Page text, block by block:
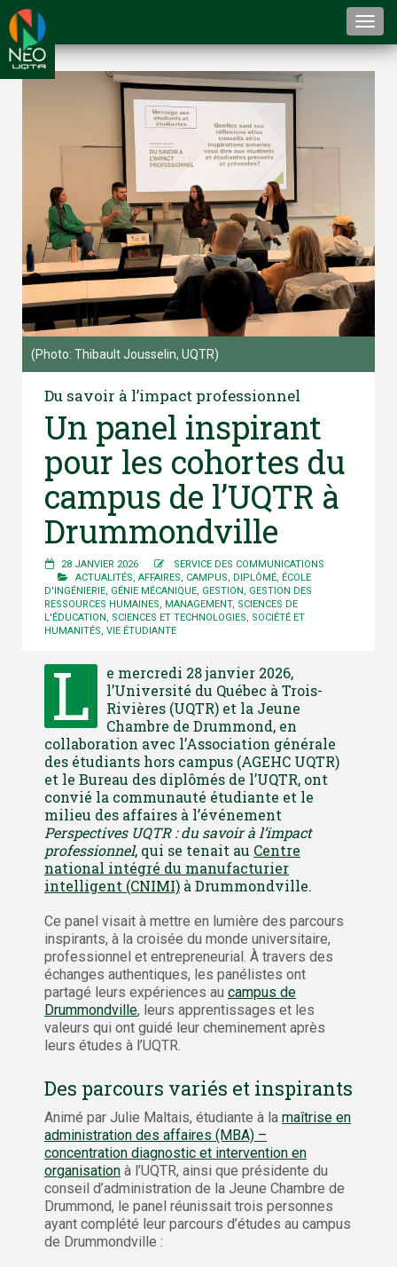
(Photo: Thibault Jousselin, UQTR)
Du savoir à l’impact professionnel
Un panel inspirant
pour les cohortes du
campus de l’UQTR à
Drummondville
28 JANVIER 2026
SERVICE DES COMMUNICATIONS
ACTUALITÉS AFFAIRES CAMPUS DIPLÔMÉ ÉCOLE
D'INGÉNIERIE GÉNIE MÉCANIQUE GESTION
GESTION DES
RESSOURCES HUMAINES
MANAGEMENT, SCIENCES DE
L'ÉDUCATION
SCIENCES ET TECHNOLOGIES
SOCIÉTÉ ET
HUMANITÉS VIE ÉTUDIANTE
L
e mercredi 28 janvier 2026,
l’Université du Québec à Trois-
Rivières (UQTR) et la Jeune
Chambre de Drummond, en
collaboration avec l’Association générale
des étudiants hors campus (AGEHC UQTR)
et le Bureau des diplômés de l’UQTR, ont
convié la communauté étudiante et le
milieu des affaires à l’événement
Perspectives UQTR : du savoir à l’impact
professionnel, qui se tenait au Centre
national intégré du manufacturier
intelligent (CNIMI) à Drummondville.
Ce panel visait à mettre en lumière des parcours
inspirants, à la croisée du monde universitaire,
professionnel et entrepreneurial. À travers des
échanges authentiques, les panélistes ont
partagé leurs expériences au campus de
Drummondville, leurs apprentissages et les
valeurs qui ont guidé leur cheminement après
leurs études à l’UQTR.
Des parcours variés et inspirants
Animé par Julie Maltais, étudiante à la maîtrise en
administration des affaires (MBA) –
concentration diagnostic et intervention en
organisation à l’UQTR, ainsi que présidente du
conseil d’administration de la Jeune Chambre de
Drummond, le panel réunissait trois personnes
ayant complété leur parcours d’études au campus
de Drummondville :